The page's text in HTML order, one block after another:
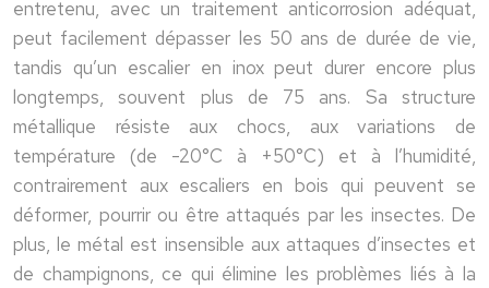
entretenu, avec un traitement anticorrosion adéquat,
peut facilement dépasser les 50 ans de durée de vie,
tandis qu’un escalier en inox peut durer encore plus
longtemps, souvent plus de 75 ans. Sa structure
métallique résiste aux chocs, aux variations de
température (de -20°C à +50°C) et à l’humidité,
contrairement aux escaliers en bois qui peuvent se
déformer, pourrir ou être attaqués par les insectes. De
plus, le métal est insensible aux attaques d’insectes et
de champignons, ce qui élimine les problèmes liés à la